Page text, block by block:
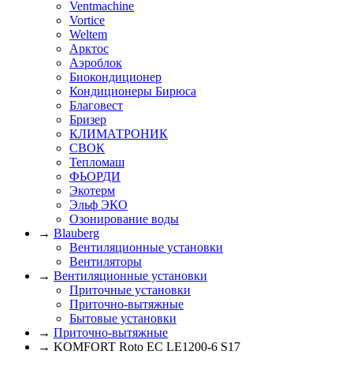
Ventmachine
Vortice
Weltem
Арктос
Аэроблок
Биокондиционер
Кондиционеры Бирюса
Благовест
Бризер
КЛИМАТРОНИК
СВОК
Тепломаш
ФЬОРДИ
Экотерм
Эльф ЭКО
Озонирование воды
→ Blauberg
Вентиляционные установки
Вентиляторы
→ Вентиляционные установки
Приточные установки
Приточно-вытяжные
Бытовые установки
→ Приточно-вытяжные
→ KOMFORT Roto EC LE1200-6 S17